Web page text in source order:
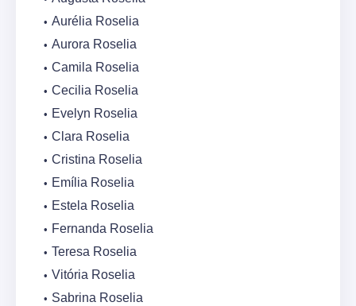
Aurélia Roselia
Aurora Roselia
Camila Roselia
Cecilia Roselia
Evelyn Roselia
Clara Roselia
Cristina Roselia
Emília Roselia
Estela Roselia
Fernanda Roselia
Teresa Roselia
Vitória Roselia
Sabrina Roselia